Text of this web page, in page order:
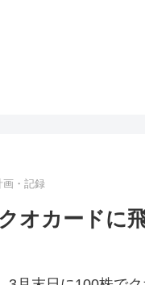
画・記録
オカードに